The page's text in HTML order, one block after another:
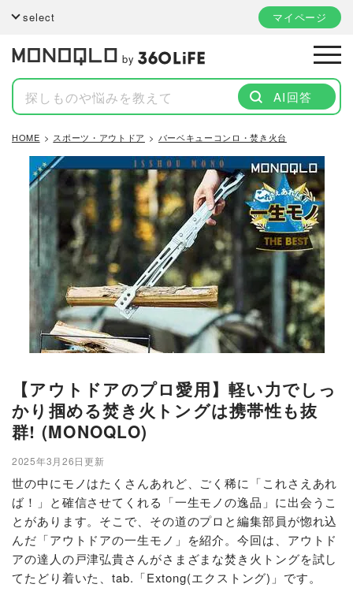
select マイページ
by
AI回答
HOME スポーツ・アウトドア バーベキューコンロ・焚き火台
【アウトドアのプロ愛用】軽い力でしっ
かり掴める焚き火トングは携帯性も抜
群! (MONOQLO)
2025年3月26日更新
世の中にモノはたくさんあれど、ごく稀に「これさえあれ
ば！」と確信させてくれる「一生モノの逸品」に出会うこ
とがあります。そこで、その道のプロと編集部員が惚れ込
んだ「アウトドアの一生モノ」を紹介。今回は、アウトド
アの達人の戸津弘貴さんがさまざまな焚き火トングを試し
てたどり着いた、tab.「Extong(エクストング)」です。